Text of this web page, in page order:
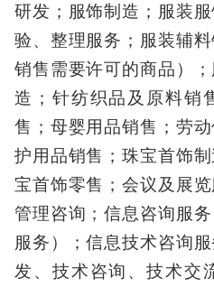
研发；服饰制造；服装
验、整理服务；服装辅
销售需要许可的商品）
造；针纺织品及原料销
售；母婴用品销售；劳
护用品销售；珠宝首饰
宝首饰零售；会议及展
管理咨询；信息咨询服
服务）；信息技术咨询
发、技术咨询、技术交